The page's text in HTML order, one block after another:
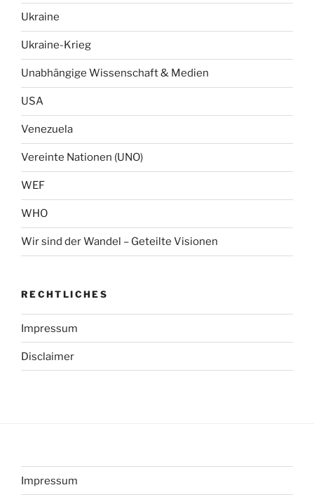
Ukraine
Ukraine-Krieg
Unabhängige Wissenschaft & Medien
USA
Venezuela
Vereinte Nationen (UNO)
WEF
WHO
Wir sind der Wandel – Geteilte Visionen
RECHTLICHES
Impressum
Disclaimer
Impressum